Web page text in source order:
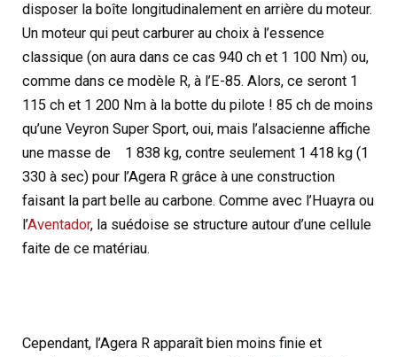
disposer la boîte longitudinalement en arrière du moteur.
Un moteur qui peut carburer au choix à l’essence
classique (on aura dans ce cas 940 ch et 1 100 Nm) ou,
comme dans ce modèle R, à l’E-85. Alors, ce seront 1
115 ch et 1 200 Nm à la botte du pilote ! 85 ch de moins
qu’une Veyron Super Sport, oui, mais l’alsacienne affiche
une masse de 1 838 kg, contre seulement 1 418 kg (1
330 à sec) pour l’Agera R grâce à une construction
faisant la part belle au carbone. Comme avec l’Huayra ou
l’Aventador, la suédoise se structure autour d’une cellule
faite de ce matériau.
Cependant, l’Agera R apparaît bien moins finie et